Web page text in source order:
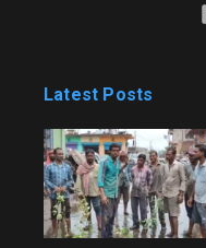
Latest Posts